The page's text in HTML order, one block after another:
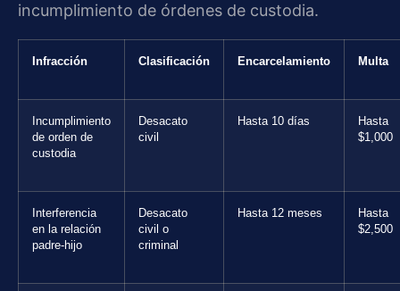
incumplimiento de órdenes de custodia.
Infracción Clasificación Encarcelamiento Multa
Incumplimiento
de orden de
custodia
Desacato
civil
Hasta 10 días
Hasta
$1,000
Interferencia
en la relación
padre-hijo
Desacato
civil o
criminal
Hasta 12 meses
Hasta
$2,500